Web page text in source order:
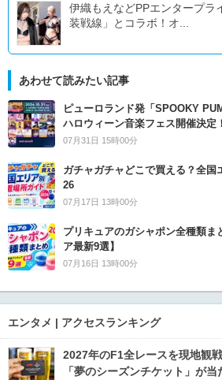
伊織もえなどPPエンタープラ
装戦線」とコラボ！オ...
あわせて読みたい記事
ピューロランド発「SPOOKY
ハロウィーン音楽フェス開催決定！
07月31日 15時00分
ガチャガチャどこで買える？全国
26
07月17日 13時00分
プリキュアのガシャポン全種類ま
ア最新9選】
07月16日 13時00分
エンタメ | アクセスランキング
2027年のF1全レースを現地観
「夢のシーズンチケット」が当